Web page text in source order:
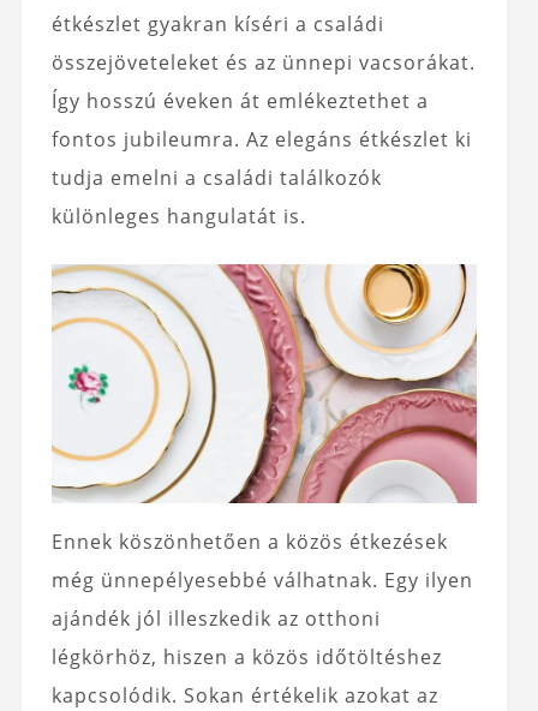
étkészlet gyakran kíséri a családi
összejöveteleket és az ünnepi vacsorákat.
Így hosszú éveken át emlékeztethet a
fontos jubileumra. Az elegáns étkészlet ki
tudja emelni a családi találkozók
különleges hangulatát is.
Ennek köszönhetően a közös étkezések
még ünnepélyesebbé válhatnak. Egy ilyen
ajándék jól illeszkedik az otthoni
légkörhöz, hiszen a közös időtöltéshez
kapcsolódik. Sokan értékelik azokat az